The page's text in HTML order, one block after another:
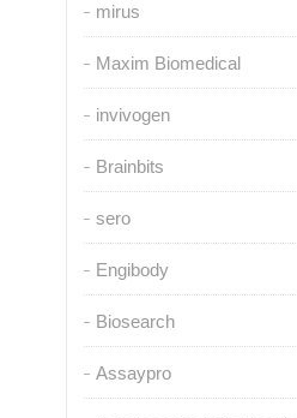
mirus
Maxim Biomedical
invivogen
Brainbits
sero
Engibody
Biosearch
Assaypro